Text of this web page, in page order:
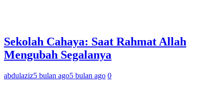
Sekolah Cahaya: Saat Rahmat Allah
Mengubah Segalanya
abdulaziz5 bulan ago5 bulan ago 0